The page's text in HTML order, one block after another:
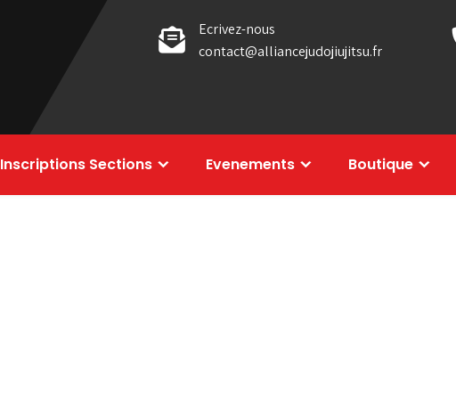
Ecrivez-nous
contact@alliancejudojiujitsu.fr
Inscriptions Sections Evenements Boutique